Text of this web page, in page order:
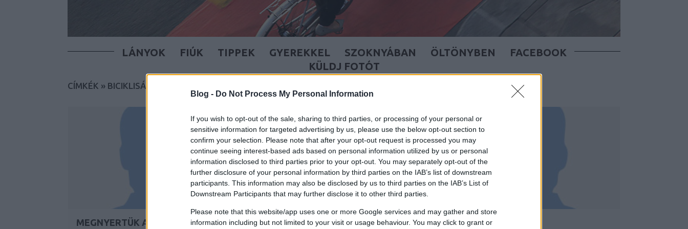
Blog - Do Not Process My Personal Information
If you wish to opt-out of the sale, sharing to third parties, or processing of your personal or
sensitive information for targeted advertising by us, please use the below opt-out section to
confirm your selection. Please note that after your opt-out request is processed you may
continue seeing interest-based ads based on personal information utilized by us or personal
information disclosed to third parties prior to your opt-out. You may separately opt-out of the
further disclosure of your personal information by third parties on the IAB’s list of downstream
participants. This information may also be disclosed by us to third parties on the IAB’s List of
Downstream Participants that may further disclose it to other third parties.
Please note that this website/app uses one or more Google services and may gather and store
information including but not limited to your visit or usage behaviour. You may click to grant or
LÁNYOK FIÚK TIPPEK GYEREKKEL SZOKNYÁBAN ÖLTÖNYBEN
FACEBOOK
KÜLDJ FOTÓT
CÍMKÉK » BICIKLISÁV
MEGNYERTÜK A HÓCSATÁT BŐRJAKÓ ÉS SAPKA PUNK